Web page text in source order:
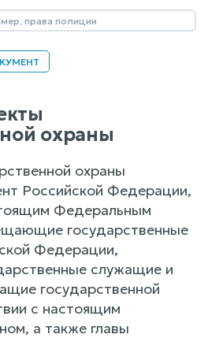
охраны
охраны
Российской Федерации,
Федеральным
государственные
Федерации,
служащие и
государственной
с настоящим
а также главы